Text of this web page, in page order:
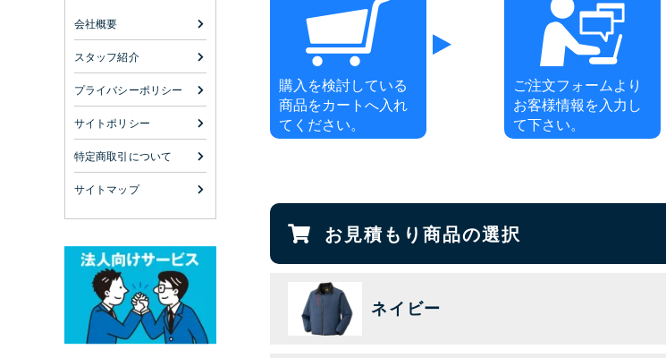
会社概要
スタッフ紹介
プライバシーポリシー
サイトポリシー
特定商取引について
サイトマップ
購入を検討している
商品をカートへ入れ
てください。
ご注文フォームより
お客様情報を入力し
て下さい。
お見積もり商品の選択
ネイビー